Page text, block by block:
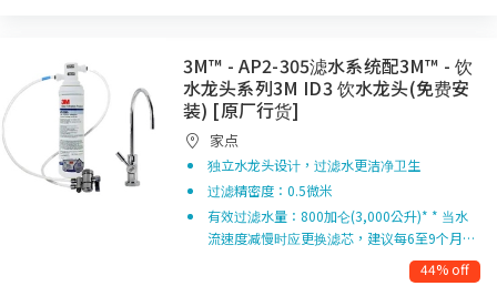
3M™ - AP2-305滤水系统配3M™ - 饮
水龙头系列3M ID3 饮水龙头(免费安
装) [原厂行货]
家点
独立水龙头设计，过滤水更洁净卫生
过滤精密度：0.5微米
有效过滤水量：800加仑(3,000公升)* * 当水
流速度减慢时应更换滤芯，建议每6至9个月…
44% off